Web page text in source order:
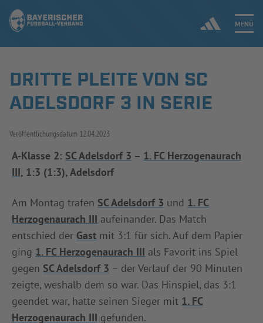
MENÜ
Jetzt einloggen
SPIELBETRIEB & VERBANDSLEBEN
AUSBILDUNG & FÖRDERUNG
DER VERBAND
DRITTE PLEITE VON SC
ADELSDORF 3 IN SERIE
Veröffentlichungsdatum 12.04.2023
A-Klasse 2: SC Adelsdorf 3 – 1. FC Herzogenaurach
III, 1:3 (1:3), Adelsdorf
Am Montag trafen SC Adelsdorf 3 und 1. FC
Herzogenaurach III aufeinander. Das Match
entschied der Gast mit 3:1 für sich. Auf dem Papier
ging 1. FC Herzogenaurach III als Favorit ins Spiel
gegen SC Adelsdorf 3 – der Verlauf der 90 Minuten
zeigte, weshalb dem so war. Das Hinspiel, das 3:1
geendet war, hatte seinen Sieger mit 1. FC
Herzogenaurach III gefunden.